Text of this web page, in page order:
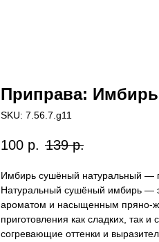
Приправа:
SKU: 7.56.7.g11
100 р. 139 р.
Имбирь сушёный натуральный —
Натуральный сушёный имбирь —
ароматом и насыщенным
приготовления как сладких, так
согревающие оттенки и